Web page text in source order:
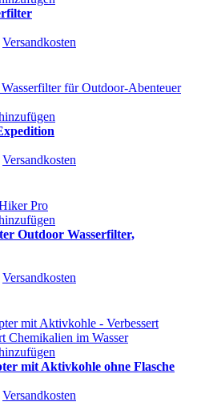
Versandkosten
Versandkosten
Outdoor Wasserfilter,
Versandkosten
mit Aktivkohle ohne Flasche
Versandkosten